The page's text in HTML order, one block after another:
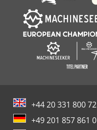
+44 20 331 800 72
+49 201 857 861 0